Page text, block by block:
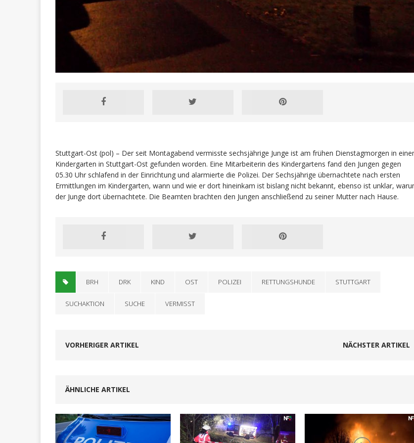
Stuttgart-Ost (pol) – Der seit Montagabend vermisste sechsjährige Junge ist am frühen Dienstagmorgen in
Kindergarten in Stuttgart-Ost gefunden worden. Eine Mitarbeiterin des Kindergartens fand den Jungen gegen
05.30 Uhr schlafend in der Einrichtung und alarmierte die Polizei. Der Sechsjährige übernachtete nach ersten
Ermittlungen im Kindergarten, wann und wie er dort hineinkam ist bislang nicht bekannt, ebenso ist unklar,
der Junge dort übernachtete. Die Beamten brachten den Jungen anschließend zu seiner Mutter nach Hause.
BRH DRK KIND OST POLIZEI RETTUNGSHUNDE STUTTGART
SUCHAKTION SUCHE VERMISST
VORHERIGER ARTIKEL NÄCHSTER ARTIKEL
ÄHNLICHE ARTIKEL